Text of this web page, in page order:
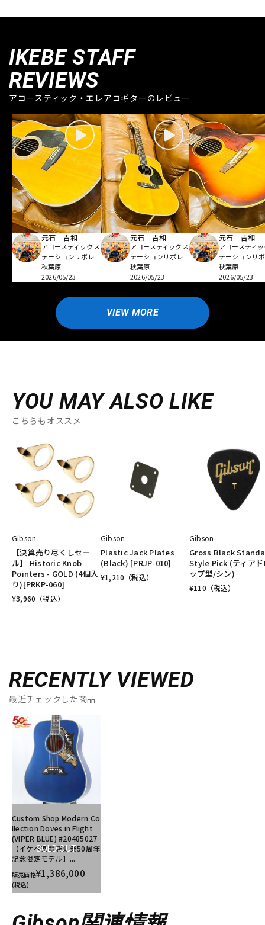
IKEBE STAFF
REVIEWS
アコースティック・エレアコギターのレビュー
元石 吉和
アコースティックス
テーションリボレ
秋葉原
2026/05/23
元石 吉和
アコースティックス
テーションリボレ
秋葉原
2026/05/23
元石 吉和
アコースティ
テーションリ
秋葉原
2026/05/23
VIEW MORE
YOU MAY ALSO LIKE
こちらもオススメ
Gibson
【決算売り尽くしセー
ル】 Historic Knob
Pointers - GOLD (4個入
り)[PRKP-060]
¥3,960 （税込）
Gibson
Plastic Jack Plates
(Black) [PRJP-010]
¥1,210 （税込）
Gibson
Gross Black
Style Pick (ティアド
ップ型/シン)
¥110 （税込）
RECENTLY VIEWED
最近チェックした商品
SOLD OUT
Custom Shop Modern Co
llection Doves in Flight
(VIPER BLUE) #20485027
【イケベ楽器店創業50周年
記念限定モデル】...
販売価格¥1,386,000
(税込)